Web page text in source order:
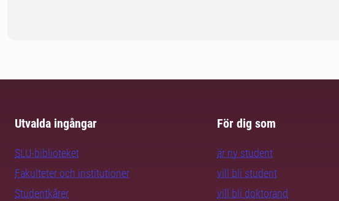
Utvalda ingångar
SLU-biblioteket
Fakulteter och institutioner
Studentkårer
För dig som
är ny student
vill bli student
vill bli doktorand